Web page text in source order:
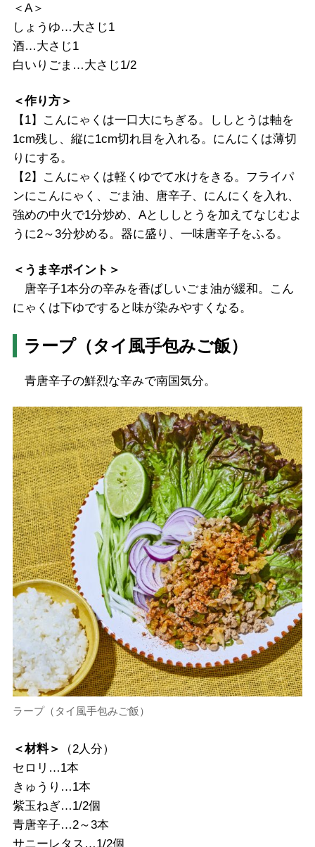
＜A＞
しょうゆ…大さじ1
酒…大さじ1
白いりごま…大さじ1/2
＜作り方＞
【1】こんにゃくは一口大にちぎる。ししとうは軸を
1cm残し、縦に1cm切れ目を入れる。にんにくは薄切
りにする。
【2】こんにゃくは軽くゆでて水けをきる。フライパ
ンにこんにゃく、ごま油、唐辛子、にんにくを入れ、
強めの中火で1分炒め、Aとししとうを加えてなじむよ
うに2～3分炒める。器に盛り、一味唐辛子をふる。
＜うま辛ポイント＞
唐辛子1本分の辛みを香ばしいごま油が緩和。こん
にゃくは下ゆですると味が染みやすくなる。
ラープ（タイ風手包みご飯）
青唐辛子の鮮烈な辛みで南国気分。
ラープ（タイ風手包みご飯）
＜材料＞
（2人分）
セロリ…1本
きゅうり…1本
紫玉ねぎ…1/2個
青唐辛子…2～3本
サニーレタス…1/2個